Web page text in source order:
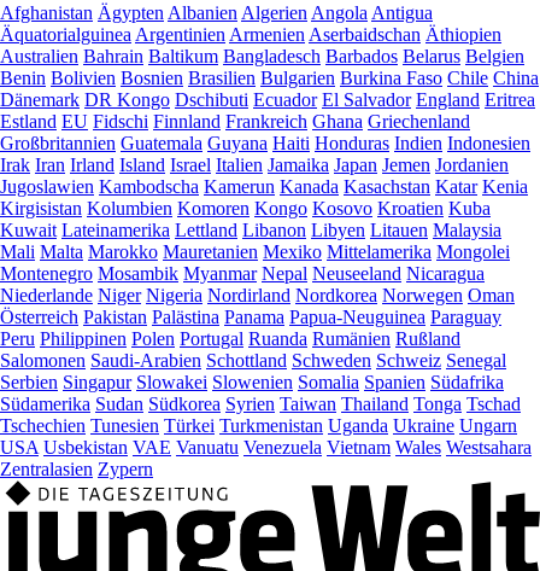
Afghanistan Ägypten Albanien Algerien Angola Antigua
Äquatorialguinea Argentinien Armenien Aserbaidschan Äthiopien
Australien Bahrain Baltikum Bangladesch Barbados Belarus Belgien
Benin Bolivien Bosnien Brasilien Bulgarien Burkina Faso Chile China
Dänemark DR Kongo Dschibuti Ecuador El Salvador England Eritrea
Estland EU Fidschi Finnland Frankreich Ghana Griechenland
Großbritannien Guatemala Guyana Haiti Honduras Indien Indonesien
Irak Iran Irland Island Israel Italien Jamaika Japan Jemen Jordanien
Jugoslawien Kambodscha Kamerun Kanada Kasachstan Katar Kenia
Kirgisistan Kolumbien Komoren Kongo Kosovo Kroatien Kuba
Kuwait Lateinamerika Lettland Libanon Libyen Litauen Malaysia
Mali Malta Marokko Mauretanien Mexiko Mittelamerika Mongolei
Montenegro Mosambik Myanmar Nepal Neuseeland Nicaragua
Niederlande Niger Nigeria Nordirland Nordkorea Norwegen Oman
Österreich Pakistan Palästina Panama Papua-Neuguinea Paraguay
Peru Philippinen Polen Portugal Ruanda Rumänien Rußland
Salomonen Saudi-Arabien Schottland Schweden Schweiz Senegal
Serbien Singapur Slowakei Slowenien Somalia Spanien Südafrika
Südamerika Sudan Südkorea Syrien Taiwan Thailand Tonga Tschad
Tschechien Tunesien Türkei Turkmenistan Uganda Ukraine Ungarn
USA Usbekistan VAE Vanuatu Venezuela Vietnam Wales Westsahara
Zentralasien Zypern